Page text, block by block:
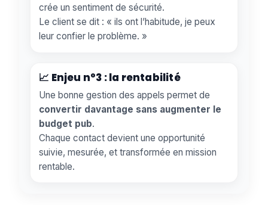
crée un sentiment de sécurité.
Le client se dit : « ils ont l’habitude, je peux
leur confier le problème. »
📈 Enjeu n°3 : la rentabilité
Une bonne gestion des appels permet de
convertir davantage sans augmenter le
budget pub.
Chaque contact devient une opportunité
suivie, mesurée, et transformée en mission
rentable.